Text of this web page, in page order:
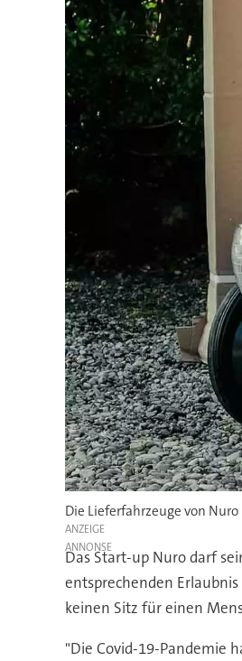
Die Lieferfahrzeuge von
ANZEIGE
Das Start-up Nuro darf
entsprechenden
keinen Sitz für einen
"Die Covid-19-Pandemie